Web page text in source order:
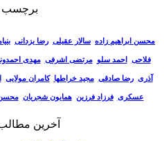
برچسب
محسن ابراهیم زاده سالار عقیلی رضا یزدانی
فلاحی احمد سلو مرتضی اشرفی مهدی
آذری رضا صادقی مجید خراطها کامران مولایی
عسکری فرزاد فرزین همایون شجریان
آخرین